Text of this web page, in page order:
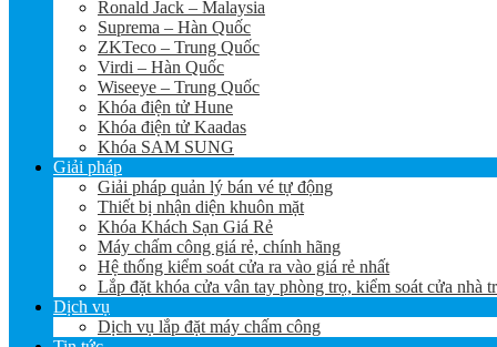
Ronald Jack – Malaysia
Suprema – Hàn Quốc
ZKTeco – Trung Quốc
Virdi – Hàn Quốc
Wiseeye – Trung Quốc
Khóa điện tử Hune
Khóa điện tử Kaadas
Khóa SAM SUNG
Giải pháp
Giải pháp quản lý bán vé tự động
Thiết bị nhận diện khuôn mặt
Khóa Khách Sạn Giá Rẻ
Máy chấm công giá rẻ, chính hãng
Hệ thống kiểm soát cửa ra vào giá rẻ nhất
Lắp đặt khóa cửa vân tay phòng trọ, kiểm soát cửa nhà
Dịch vụ
Dịch vụ lắp đặt máy chấm công